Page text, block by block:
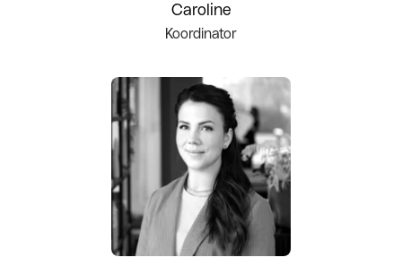
Caroline
Koordinator